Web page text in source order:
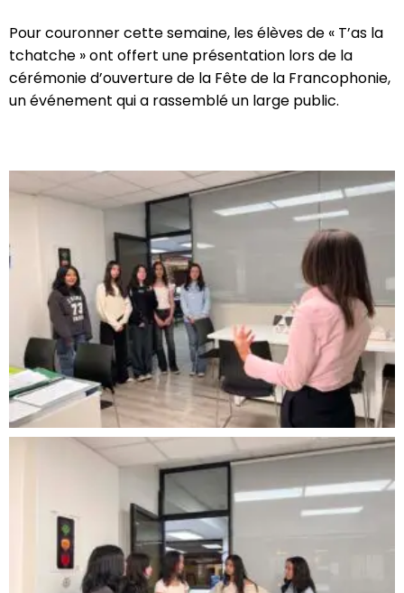
Pour couronner cette semaine, les élèves de « T’as la
tchatche » ont offert une présentation lors de la
cérémonie d’ouverture de la Fête de la Francophonie,
un événement qui a rassemblé un large public.